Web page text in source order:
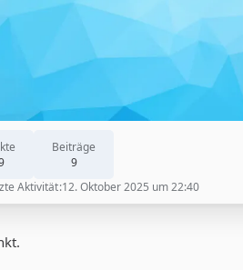
Beiträge
9
Aktivität 12. Oktober 2025 um 22:40